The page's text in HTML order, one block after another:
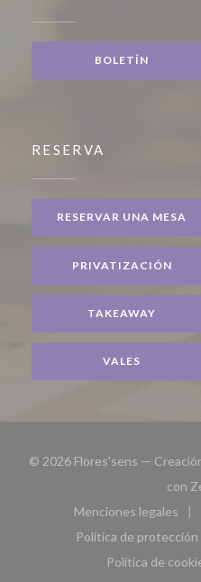
BOLETÍN
RESERVA
RESERVAR UNA MESA
PRIVATIZACIÓN
TAKEAWAY
VALES
© 2026 Flores'sens —
con
Menciones legales
((abre en
Política de
Política de